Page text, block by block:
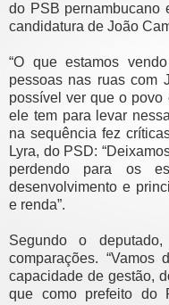
do PSB pernambucano
candidatura de João
“O que estamos
pessoas nas ruas com
possível ver que o povo
ele tem para levar
na sequência fez
Lyra, do PSD:
perdendo para os
desenvolvimento e
e renda”.
Segundo o
comparações. “Vamos
capacidade de gestão,
que como prefeito do